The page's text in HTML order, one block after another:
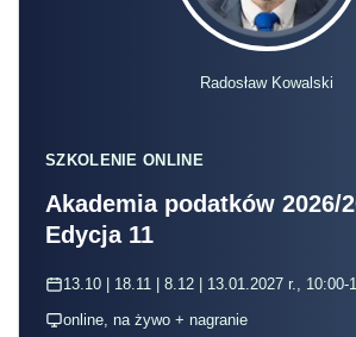
Radosław Kowalski
SZKOLENIE ONLINE
Akademia podatków 2026/
Edycja 11
13.10 | 18.11 | 8.12 | 13.01.2027 r., 10:00-
online, na żywo + nagranie